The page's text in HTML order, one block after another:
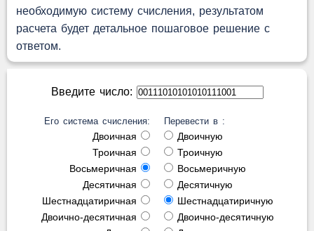
необходимую систему счисления, результатом
расчета будет детальное пошаговое решение с
ответом.
Введите число:
Его система счисления:
Двоичная
Троичная
Восьмеричная
Десятичная
Шестнадцатиричная
Двоично-десятичная
Перевести в :
Двоичную
Троичную
Восьмеричную
Десятичную
Шестнадцатиричную
Двоично-десятичную